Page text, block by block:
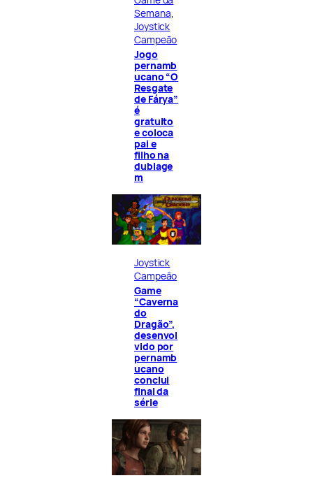
Semana
Joystick
Campeão
Jogo
pernamb
ucano “O
Resgate
de Fárya”
é
gratuito
e coloca
pai e
filho na
dublage
m
Joystick
Campeão
Game
“Caverna
do
Dragão”,
desenvol
vido por
pernamb
ucano
conclui
final da
série